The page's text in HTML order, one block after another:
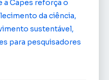
a Capes reforça o
da ciência,
sustentável,
para pesquisadores